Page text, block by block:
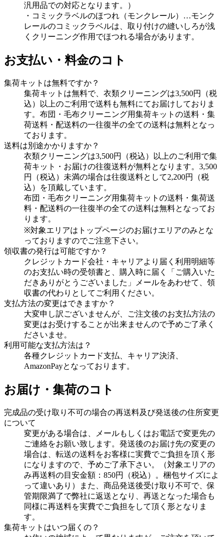
汎用品での対応となります。）
・コミックラベルのほつれ（モンクレール）…モンク
レールのコミックラベルは、取り付けの縫いしろが浅
くクリーニング作用でほつれる場合があります。
お支払い・料金のコト
集荷キットは無料ですか？
集荷キットは無料で、衣類クリーニングは3,500円（税
込）以上のご利用で送料も無料にてお届けしておりま
す。布団・毛布クリーニング用集荷キットの送料・集
荷送料・配送料の一往復半の全ての送料は無料となっ
ております。
送料は別途かかりますか？
衣類クリーニングは3,500円（税込）以上のご利用で集
荷キット・お届けの往復送料が無料となります。3,500
円（税込）未満の場合は往復送料として2,200円（税
込）を頂戴しています。
布団・毛布クリーニング用集荷キットの送料・集荷送
料・配送料の一往復半の全ての送料は無料となってお
ります。
※対象エリアはトップページのお届けエリアのみとな
っておりますのでご注意下さい。
領収書の発行は可能ですか？
クレジットカード会社・キャリアより届く利用明細等
のお支払い時の受領書と、購入時に届く「ご購入いた
だきありがとうございました」メールをあわせて、領
収書の代わりとしてご利用ください。
支払方法の変更はできますか？
大変申し訳ございませんが、ご注文後のお支払方法の
変更はお受けすることが出来ませんので予めご了承く
ださいませ。
利用可能な支払方法は？
各種クレジットカード支払、キャリア決済、
AmazonPayとなっております。
お届け・集荷のコト
完成品の受け取り不可の場合の再送料及び発送後の住所変更
について
変更がある場合は、メールもしくはお電話で変更先の
ご連絡をお願い致します。発送後のお届け先の変更の
場合は、転送の送料をお客様に実費でご負担を頂く形
になりますので、予めご了承下さい。（対象エリアの
み再送料の目安金額：850円（税込）。梱包サイズによ
って違いあり）また、商品発送後受け取り不可で、保
管期限満了で弊社に返送となり、再送となった場合も
同様に再送料を実費でご負担をして頂く形となりま
す。
集荷キットはいつ届くの？